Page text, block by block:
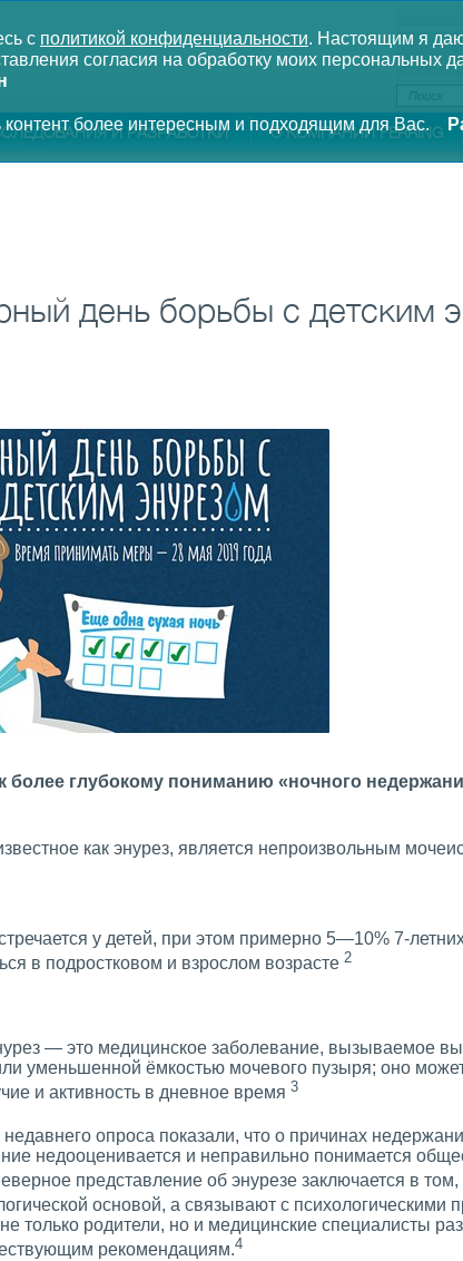
с политикой конфиденциальности. Настоящим я
согласия на обработку моих персональных
более интересным и подходящим для Вас.
И РАЗРАБОТКИ О КОМПАНИИ FERRING
день борьбы с детским
глубокому пониманию «ночного
как энурез, является непроизвольным
у детей, при этом примерно 5—10% 7-
в подростковом и взрослом возрасте 2
— это медицинское заболевание, вызываемое
уменьшенной ёмкостью мочевого пузыря; оно
и активность в дневное время 3
недавнего опроса показали, что о причинах
недооценивается и неправильно понимается
представление об энурезе заключается в
основой, а связывают с психологическими
только родители, но и медицинские специалисты
рекомендациям.4